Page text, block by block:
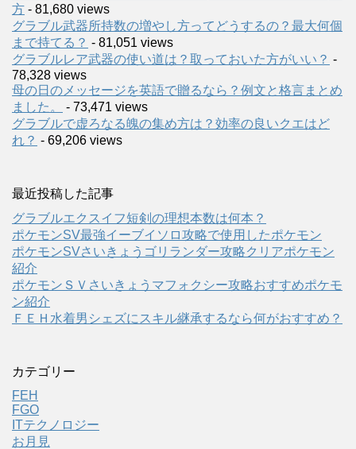
方 - 81,680 views
グラブル武器所持数の増やし方ってどうするの？最大何個
まで持てる？ - 81,051 views
グラブルレア武器の使い道は？取っておいた方がいい？ -
78,328 views
母の日のメッセージを英語で贈るなら？例文と格言まとめ
ました。
- 73,471 views
グラブルで虚ろなる魄の集め方は？効率の良いクエはど
れ？ - 69,206 views
最近投稿した記事
グラブルエクスイフ短剣の理想本数は何本？
ポケモンSV最強イーブイソロ攻略で使用したポケモン
ポケモンSVさいきょうゴリランダー攻略クリアポケモン
紹介
ポケモンＳＶさいきょうマフォクシー攻略おすすめポケモ
ン紹介
ＦＥＨ水着男シェズにスキル継承するなら何がおすすめ？
カテゴリー
FEH
FGO
ITテクノロジー
お月見